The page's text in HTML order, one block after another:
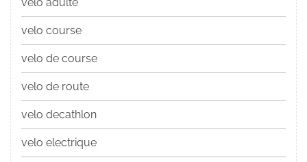
velo course
velo de course
velo de route
velo decathlon
velo electrique